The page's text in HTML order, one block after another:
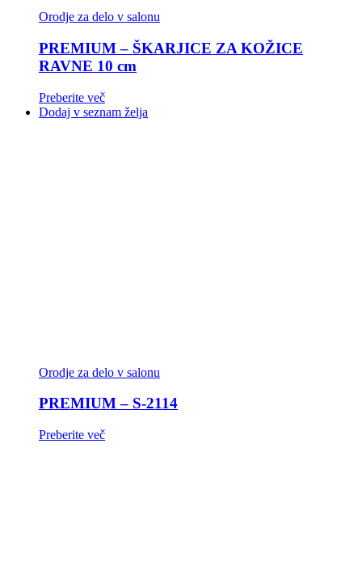
Orodje za delo v salonu
PREMIUM – ŠKARJICE ZA KOŽICE
RAVNE 10 cm
Preberite več
Dodaj v seznam želja
Orodje za delo v salonu
PREMIUM – S-2114
Preberite več